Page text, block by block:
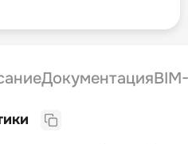
Документация